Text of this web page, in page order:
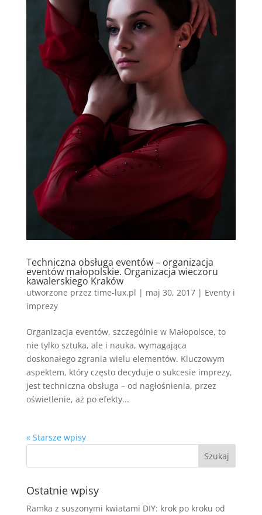
Techniczna obsługa eventów – organizacja
eventów małopolskie. Organizacja wieczoru
kawalerskiego Kraków
utworzone przez time-lux.pl | maj 30, 2017| Eventy i
imprezy
Organizacja eventów, szczególnie w Małopolsce, to
nie tylko sztuka, ale i nauka, wymagająca
doskonałego zgrania wielu elementów. Kluczowym
aspektem, który często decyduje o sukcesie imprezy,
jest techniczna obsługa – od nagłośnienia, przez
oświetlenie, aż po efekty...
« Starsze wpisy
Ostatnie wpisy
Ramka z suszonymi kwiatami DIY: krok po kroku od